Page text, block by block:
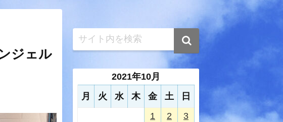
ジェル
2021年10月
月
火 水 木 金 土
日
1
2
3